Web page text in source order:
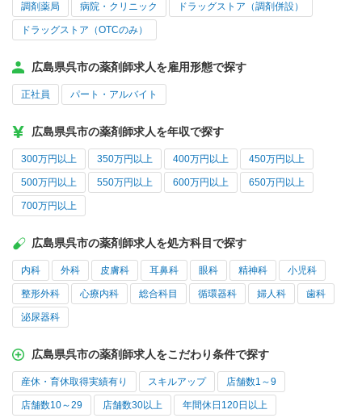
調剤薬局 病院・クリニック ドラッグストア（調剤併設）
ドラッグストア（OTCのみ）
広島県呉市の薬剤師求人を雇用形態で探す
正社員 パート・アルバイト
広島県呉市の薬剤師求人を年収で探す
300万円以上 350万円以上 400万円以上 450万円以上
500万円以上 550万円以上 600万円以上 650万円以上
700万円以上
広島県呉市の薬剤師求人を処方科目で探す
内科 外科 皮膚科 耳鼻科 眼科 精神科 小児科
整形外科 心療内科 総合科目 循環器科 婦人科 歯科
泌尿器科
広島県呉市の薬剤師求人をこだわり条件で探す
産休・育休取得実績有り スキルアップ 店舗数1～9
店舗数10～29 店舗数30以上 年間休日120日以上